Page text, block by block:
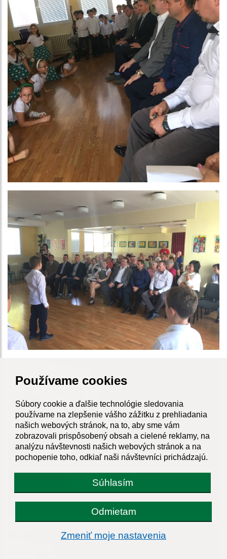
Používame cookies
Súbory cookie a ďalšie technológie sledovania
používame na zlepšenie vášho zážitku z prehliadania
našich webových stránok, na to, aby sme vám
zobrazovali prispôsobený obsah a cielené reklamy, na
analýzu návštevnosti našich webových stránok a na
pochopenie toho, odkiaľ naši návštevníci prichádzajú.
Súhlasím
Odmietam
Zmeniť moje nastavenia